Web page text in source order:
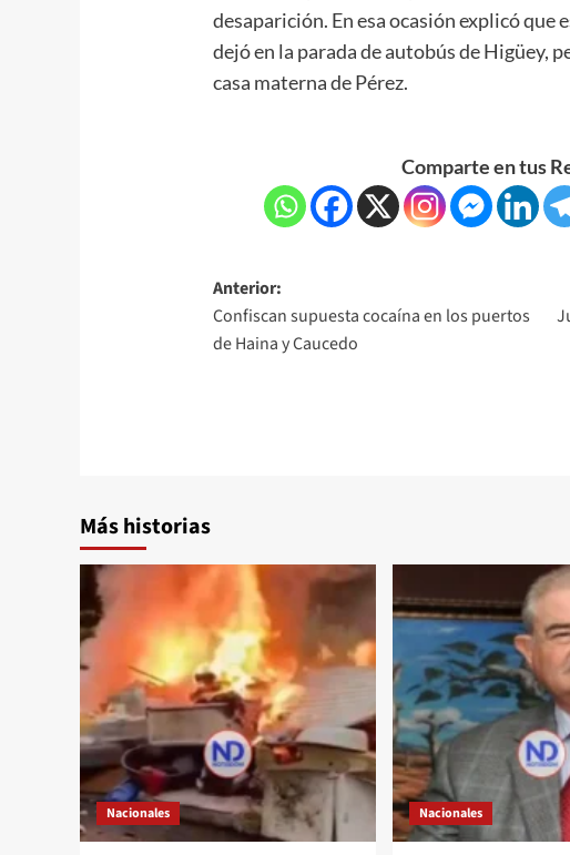
desaparición. En esa ocasión explicó que
dejó en la parada de autobús de Higüey,
casa materna de Pérez.
Comparte en tus
Anterior:
Confiscan supuesta cocaína en los puertos
de Haina y Caucedo
Más historias
Nacionales Nacionales